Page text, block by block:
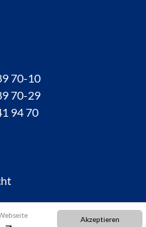
Akzeptieren
70-10
70-29
94 70